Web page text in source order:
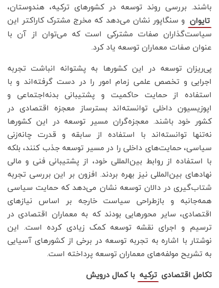
باشند. بررسی روند توسعه در کشورهای ترکیه، هندوستان،
تایوان و سنگاپور نشان می‌دهد که مخرج مشترک کاراکتر این
سیاست‌گذاران صفات مشترکی است که می‌توان از آن با
عنوان صفات معماران توسعه یاد کرد.
پی‌ریزان توسعه در این کشورها به پشتوانه انباشت تجربه
اجرایی و تخصص علمی زمام امور را در دست گرفته‌اند و با
استفاده از حمایت حاکمیت و پشتیبانی بدنه‌اجتماعی و
اپوزیسیون‌ داخلی توانسته‌اند بسترساز معجزه‌ اقتصادی در
کشور خود باشند. معجزه‌گران مسیر توسعه در این کشورها
نه‌تنها توانسته‌اند با استفاده از سابقه و قدرت چانه‌زنی
سیاسی، حمایت‌های داخلی را در مسیر توسعه جذب کنند، بلکه
با استفاده از روابط بین‌المللی خود، از پشتیبانی فنی و مالی
نهادهای بین‌المللی نیز بهره بردند. افزون بر این بررسی تجربه
شتاب‌گیری در دالان توسعه نشان می‌دهد که حمایت سیاسی
همه‌جانبه و بازطراحی سیاست خارجه بر اساس نیازهای
اقتصادی، سایر محورهایی بودند که به معماران اقتصادی در
ترسیم و اجرای نقشه توسعه کمک زیادی کرده است. این
نوشتار با اشاره به تجربه توسعه در برخی از کشورهای آسیایی
به تشریح مولفه‌های معماران توسعه پرداخته ‌است.
تکامل اقتصادی ترکیه با کمال درویش